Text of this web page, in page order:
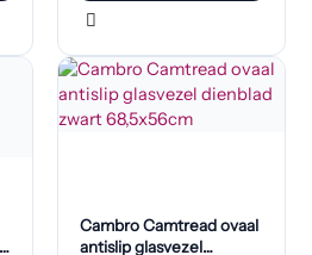
Cambro Camtread ovaal
antislip glasvezel